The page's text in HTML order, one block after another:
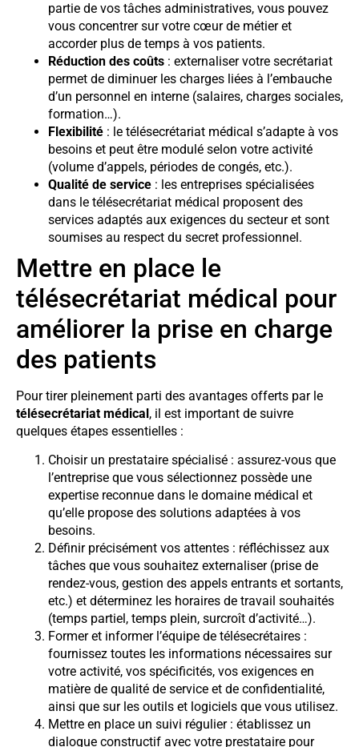
partie de vos tâches administratives, vous pouvez
vous concentrer sur votre cœur de métier et
accorder plus de temps à vos patients.
Réduction des coûts : externaliser votre secrétariat
permet de diminuer les charges liées à l’embauche
d’un personnel en interne (salaires, charges sociales,
formation…).
Flexibilité : le télésecrétariat médical s’adapte à vos
besoins et peut être modulé selon votre activité
(volume d’appels, périodes de congés, etc.).
Qualité de service : les entreprises spécialisées
dans le télésecrétariat médical proposent des
services adaptés aux exigences du secteur et sont
soumises au respect du secret professionnel.
Mettre en place le
télésecrétariat médical pour
améliorer la prise en charge
des patients
Pour tirer pleinement parti des avantages offerts par le
télésecrétariat médical, il est important de suivre
quelques étapes essentielles :
Choisir un prestataire spécialisé : assurez-vous que
l’entreprise que vous sélectionnez possède une
expertise reconnue dans le domaine médical et
qu’elle propose des solutions adaptées à vos
besoins.
Définir précisément vos attentes : réfléchissez aux
tâches que vous souhaitez externaliser (prise de
rendez-vous, gestion des appels entrants et sortants,
etc.) et déterminez les horaires de travail souhaités
(temps partiel, temps plein, surcroît d’activité…).
Former et informer l’équipe de télésecrétaires :
fournissez toutes les informations nécessaires sur
votre activité, vos spécificités, vos exigences en
matière de qualité de service et de confidentialité,
ainsi que sur les outils et logiciels que vous utilisez.
Mettre en place un suivi régulier : établissez un
dialogue constructif avec votre prestataire pour